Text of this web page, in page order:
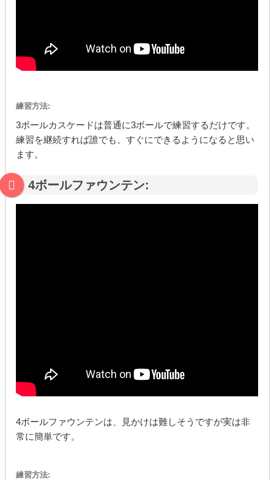
練習方法:
3ボールカスケードは普通に3ボールで練習するだけです。
練習を継続すれば誰でも、すぐにできるようになると思い
ます。
4ボールファウンテン:
4ボールファウンテンは、見かけは難しそうですが実は非
常に簡単です。
練習方法: